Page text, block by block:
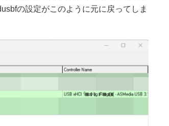
の設定がこのように元に戻ってしま